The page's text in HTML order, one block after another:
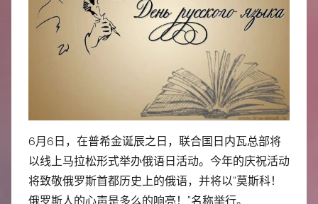
6月6日，在普希金诞辰之日，联合国日内瓦总部将
以线上马拉松形式举办俄语日活动。今年的庆祝活动
将致敬俄罗斯首都历史上的俄语，并将以“莫斯科！
俄罗斯人的心声是多么的响亮！”名称举行。